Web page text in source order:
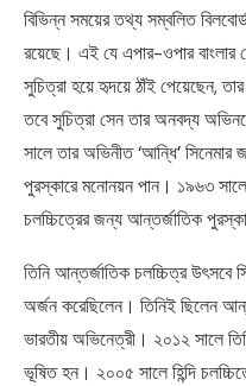
বিভিন্ন সময়ের তথ্য সম্বলিত
রয়েছে। এই যে এপার-ওপার বাংলার
সুচিত্রা হয়ে হৃদয়ে ঠাঁই পেয়েছেন,
তবে সুচিত্রা সেন তার অনবদ্য
সালে তার অভিনীত ‘আন্ধি’ সিনেমার
পুরস্কারে মনোনয়ন পান। ১৯৬৩ সালে
চলচ্চিত্রের জন্য আন্তর্জাতিক
তিনি আন্তর্জাতিক চলচ্চিত্র উৎসবে
অর্জন করেছিলেন। তিনিই ছিলেন
ভারতীয় অভিনেত্রী। ২০১২ সালে তিনি
ভূষিত হন। ২০০৫ সালে হিন্দি